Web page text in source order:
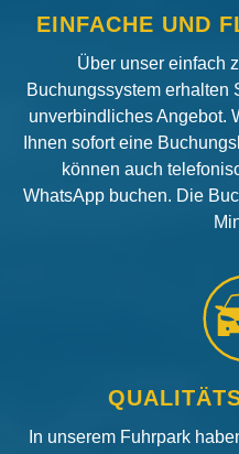
EINFACHE UND
Über unser einfach
Buchungssystem erhalten
unverbindliches Angebot.
Ihnen sofort eine
können auch
WhatsApp buchen. Die
In unserem Fuhrpark